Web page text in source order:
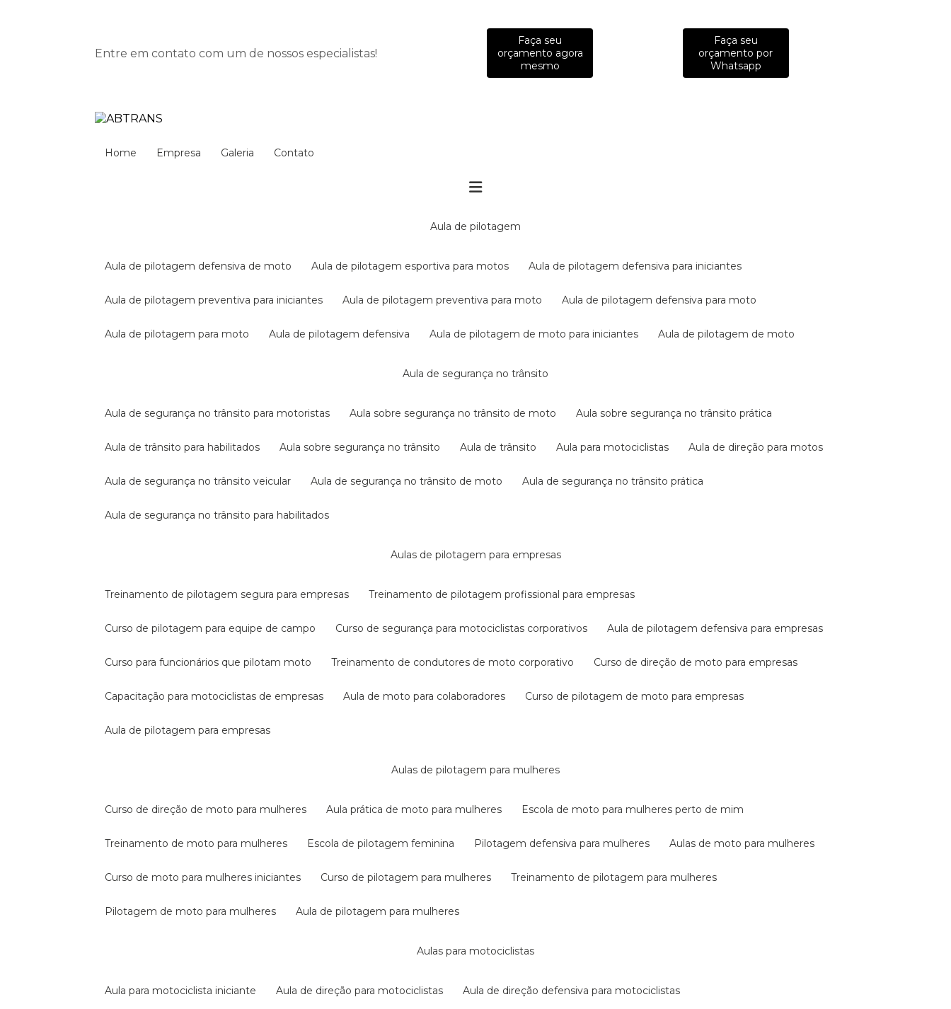
Entre em contato com um de nossos especialistas!
Faça seu
orçamento agora
mesmo
Faça seu
orçamento por
Whatsapp
Home Empresa Galeria Contato
aula de pilotagem
aula de pilotagem defensiva de moto aula de pilotagem esportiva para motos aula de pilotagem defensiva para iniciantes
aula de pilotagem preventiva para iniciantes aula de pilotagem preventiva para moto aula de pilotagem defensiva para moto
aula de pilotagem para moto aula de pilotagem defensiva aula de pilotagem de moto para iniciantes aula de pilotagem de moto
aula de segurança no trânsito
aula de segurança no trânsito para motoristas aula sobre segurança no trânsito de moto aula sobre segurança no trânsito prática
aula de trânsito para habilitados aula sobre segurança no trânsito aula de trânsito aula para motociclistas aula de direção para motos
aula de segurança no trânsito veicular aula de segurança no trânsito de moto aula de segurança no trânsito prática
aula de segurança no trânsito para habilitados
aulas de pilotagem para empresas
treinamento de pilotagem segura para empresas treinamento de pilotagem profissional para empresas
curso de pilotagem para equipe de campo curso de segurança para motociclistas corporativos aula de pilotagem defensiva para empresas
curso para funcionários que pilotam moto treinamento de condutores de moto corporativo curso de direção de moto para empresas
capacitação para motociclistas de empresas aula de moto para colaboradores curso de pilotagem de moto para empresas
aula de pilotagem para empresas
aulas de pilotagem para mulheres
curso de direção de moto para mulheres aula prática de moto para mulheres escola de moto para mulheres perto de mim
treinamento de moto para mulheres escola de pilotagem feminina pilotagem defensiva para mulheres aulas de moto para mulheres
curso de moto para mulheres iniciantes curso de pilotagem para mulheres treinamento de pilotagem para mulheres
pilotagem de moto para mulheres aula de pilotagem para mulheres
aulas para motociclistas
aula para motociclista iniciante aula de direção para motociclistas aula de direção defensiva para motociclistas